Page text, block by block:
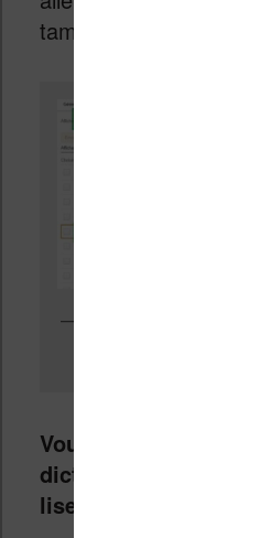
tamoul, japonais, etc.
Vous pouvez ajouter de
Vous pouvez ensuite
dictionnaire et
liseuse.